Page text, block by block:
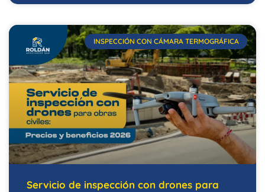
INSPECCIÓN CON CÁMARA TERMOGRÁFICA
Servicio de inspección con drones para